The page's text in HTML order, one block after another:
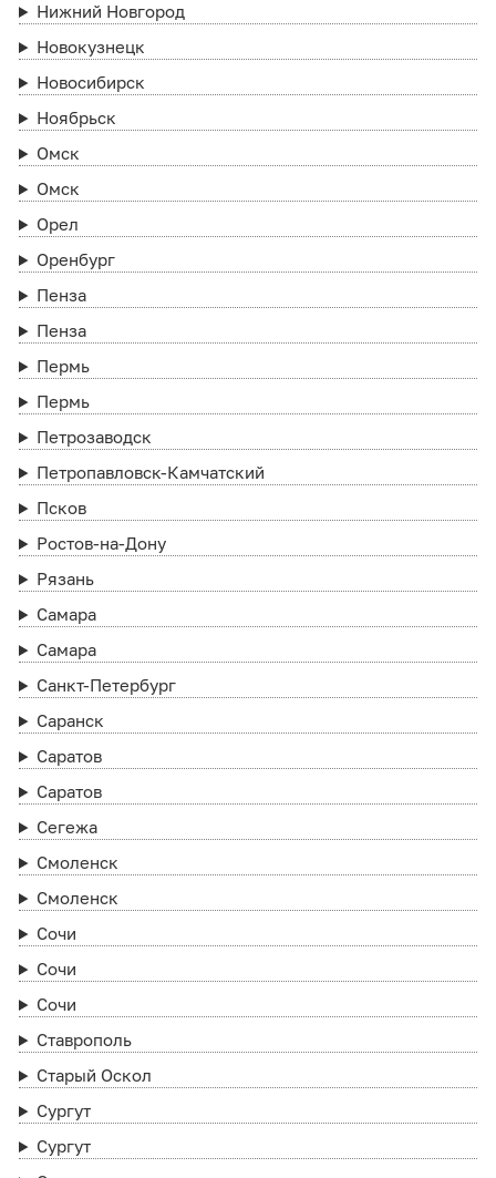
Нижний Новгород
Новокузнецк
Новосибирск
Ноябрьск
Омск
Омск
Орел
Оренбург
Пенза
Пенза
Пермь
Пермь
Петрозаводск
Петропавловск-Камчатский
Псков
Ростов-на-Дону
Рязань
Самара
Самара
Санкт-Петербург
Саранск
Саратов
Саратов
Сегежа
Смоленск
Смоленск
Сочи
Сочи
Сочи
Ставрополь
Старый Оскол
Сургут
Сургут